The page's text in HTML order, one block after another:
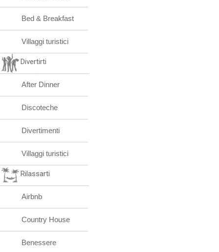
Bed & Breakfast
Villaggi turistici
Divertirti
After Dinner
Discoteche
Divertimenti
Villaggi turistici
Rilassarti
Airbnb
Country House
Benessere